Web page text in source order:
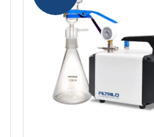
COMPRAR /